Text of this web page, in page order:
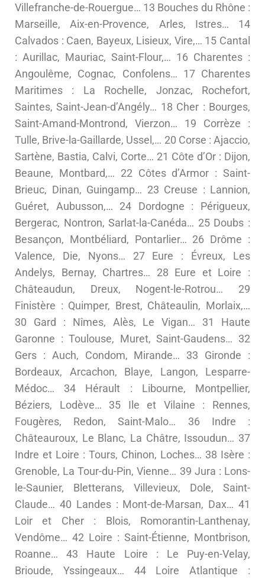
Villefranche-de-Rouergue… 13 Bouches du Rhône :
Marseille, Aix-en-Provence, Arles, Istres… 14
Calvados : Caen, Bayeux, Lisieux, Vire,… 15 Cantal
: Aurillac, Mauriac, Saint-Flour,… 16 Charentes :
Angoulême, Cognac, Confolens… 17 Charentes
Maritimes : La Rochelle, Jonzac, Rochefort,
Saintes, Saint-Jean-d’Angély… 18 Cher : Bourges,
Saint-Amand-Montrond, Vierzon… 19 Corrèze :
Tulle, Brive-la-Gaillarde, Ussel,… 20 Corse : Ajaccio,
Sartène, Bastia, Calvi, Corte… 21 Côte d’Or : Dijon,
Beaune, Montbard,… 22 Côtes d’Armor : Saint-
Brieuc, Dinan, Guingamp… 23 Creuse : Lannion,
Guéret, Aubusson,… 24 Dordogne : Périgueux,
Bergerac, Nontron, Sarlat-la-Canéda… 25 Doubs :
Besançon, Montbéliard, Pontarlier… 26 Drôme :
Valence, Die, Nyons… 27 Eure : Évreux, Les
Andelys, Bernay, Chartres… 28 Eure et Loire :
Châteaudun, Dreux, Nogent-le-Rotrou… 29
Finistère : Quimper, Brest, Châteaulin, Morlaix,…
30 Gard : Nîmes, Alès, Le Vigan… 31 Haute
Garonne : Toulouse, Muret, Saint-Gaudens… 32
Gers : Auch, Condom, Mirande… 33 Gironde :
Bordeaux, Arcachon, Blaye, Langon, Lesparre-
Médoc… 34 Hérault : Libourne, Montpellier,
Béziers, Lodève… 35 Ile et Vilaine : Rennes,
Fougères, Redon, Saint-Malo… 36 Indre :
Châteauroux, Le Blanc, La Châtre, Issoudun… 37
Indre et Loire : Tours, Chinon, Loches… 38 Isère :
Grenoble, La Tour-du-Pin, Vienne… 39 Jura : Lons-
le-Saunier, Bletterans, Villevieux, Dole, Saint-
Claude… 40 Landes : Mont-de-Marsan, Dax… 41
Loir et Cher : Blois, Romorantin-Lanthenay,
Vendôme… 42 Loire : Saint-Étienne, Montbrison,
Roanne… 43 Haute Loire : Le Puy-en-Velay,
Brioude, Yssingeaux… 44 Loire Atlantique :